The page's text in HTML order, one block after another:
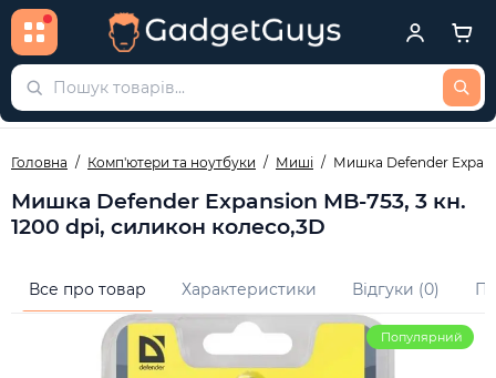
Головна Комп'ютери та ноутбуки Миші Мишка Defender
Мишка Defender Expansion MB-753, 3 кн.
1200 dpi, силикон колесо,3D
Все про товар Характеристики Відгуки (0)
Популярний